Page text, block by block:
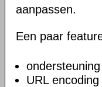
aanpassen.
Een paar
URL